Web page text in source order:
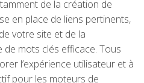
de la création de
en place de liens pertinents,
votre site et de la
de mots clés efficace. Tous
l’expérience utilisateur et à
pour les moteurs de